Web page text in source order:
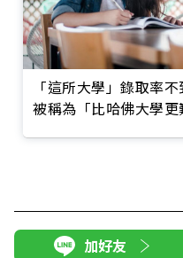
「這所大學」錄取率不
被稱為「比哈佛大學更
加好友